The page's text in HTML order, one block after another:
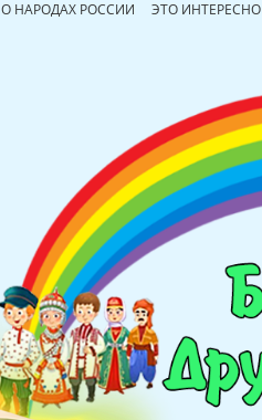
О НАРОДАХ РОССИИ ЭТО ИНТЕРЕСНО